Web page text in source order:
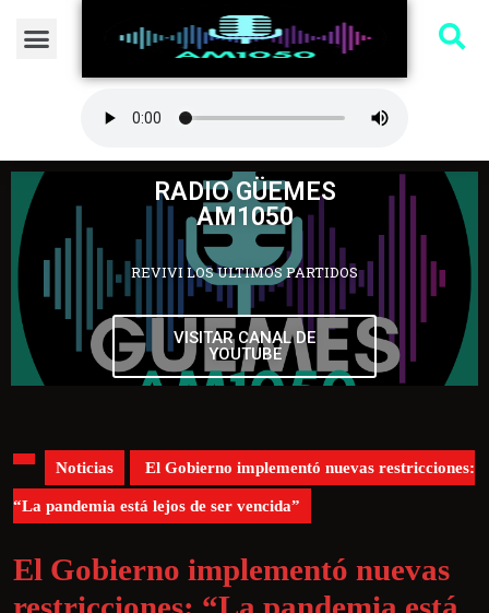
RADIO GÜEMES
AM1050
REVIVI LOS ULTIMOS PARTIDOS
VISITAR CANAL DE
YOUTUBE
Noticias El Gobierno implementó nuevas restricciones:
“La pandemia está lejos de ser vencida”
El Gobierno implementó nuevas